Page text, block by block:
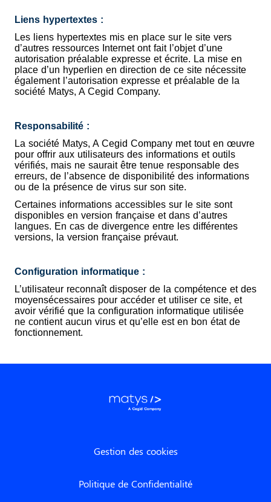
Liens hypertextes :
Les liens hypertextes mis en place sur le site vers
d’autres ressources Internet ont fait l’objet d’une
autorisation préalable expresse et écrite. La mise en
place d’un hyperlien en direction de ce site nécessite
également l’autorisation expresse et préalable de la
société Matys, A Cegid Company.
Responsabilité :
La société Matys, A Cegid Company met tout en œuvre
pour offrir aux utilisateurs des informations et outils
vérifiés, mais ne saurait être tenue responsable des
erreurs, de l’absence de disponibilité des informations
ou de la présence de virus sur son site.
Certaines informations accessibles sur le site sont
disponibles en version française et dans d’autres
langues. En cas de divergence entre les différentes
versions, la version française prévaut.
Configuration informatique :
L’utilisateur reconnaît disposer de la compétence et des
moyensécessaires pour accéder et utiliser ce site, et
avoir vérifié que la configuration informatique utilisée
ne contient aucun virus et qu’elle est en bon état de
fonctionnement.
Gestion des cookies
Politique de Confidentialité